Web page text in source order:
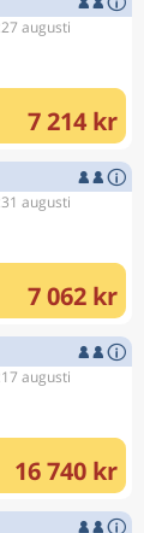
27 augusti
7 214 kr
31 augusti
7 062 kr
17 augusti
16 740 kr